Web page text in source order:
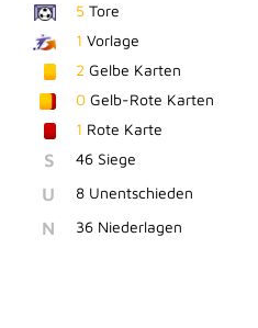
5 Tore
1 Vorlage
2 Gelbe Karten
0 Gelb-Rote Karten
1 Rote Karte
S 46 Siege
U 8 Unentschieden
N 36 Niederlagen